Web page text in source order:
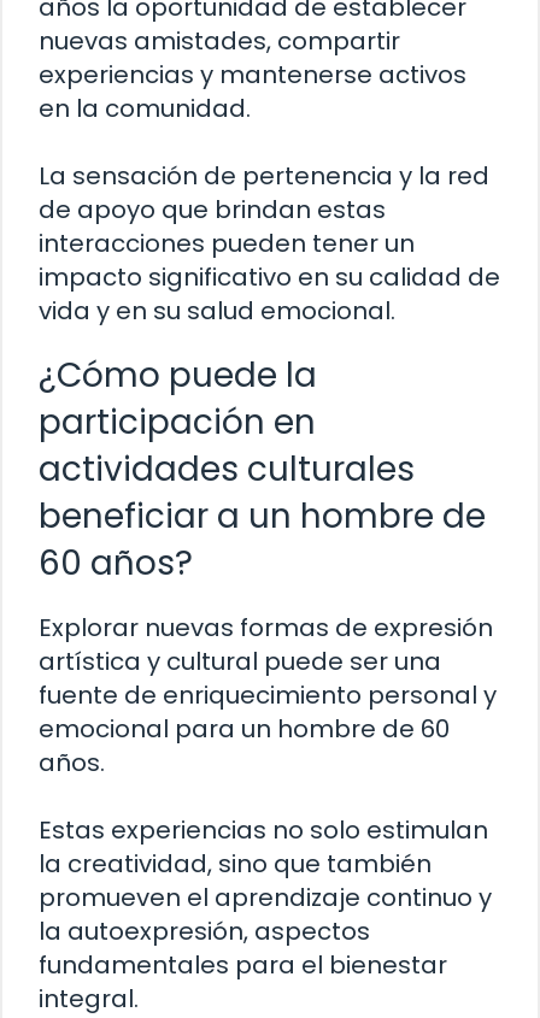
años la oportunidad de establecer
nuevas amistades, compartir
experiencias y mantenerse activos
en la comunidad.
La sensación de pertenencia y la red
de apoyo que brindan estas
interacciones pueden tener un
impacto significativo en su calidad de
vida y en su salud emocional.
¿Cómo puede la
participación en
actividades culturales
beneficiar a un hombre de
60 años?
Explorar nuevas formas de expresión
artística y cultural puede ser una
fuente de enriquecimiento personal y
emocional para un hombre de 60
años.
Estas experiencias no solo estimulan
la creatividad, sino que también
promueven el aprendizaje continuo y
la autoexpresión, aspectos
fundamentales para el bienestar
integral.